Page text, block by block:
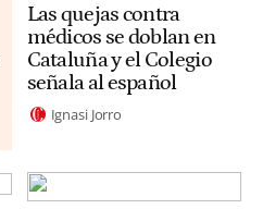
Las quejas contra
médicos se doblan en
Cataluña y el Colegio
señala al español
Ignasi Jorro